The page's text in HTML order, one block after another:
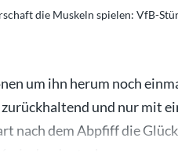
die Muskeln spielen: VfB-
um ihn herum noch
und nur mit
nach dem Abpfiff die